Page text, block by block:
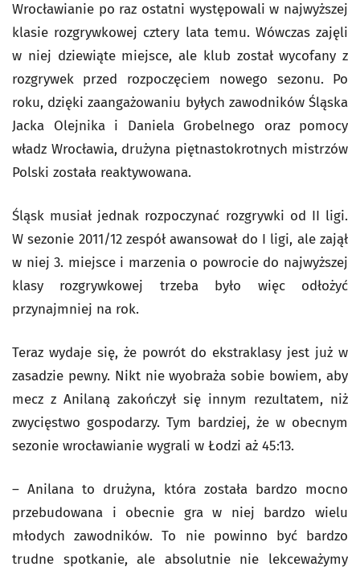
Wrocławianie po raz ostatni występowali w najwyższej
klasie rozgrywkowej cztery lata temu. Wówczas zajęli
w niej dziewiąte miejsce, ale klub został wycofany z
rozgrywek przed rozpoczęciem nowego sezonu. Po
roku, dzięki zaangażowaniu byłych zawodników Śląska
Jacka Olejnika i Daniela Grobelnego oraz pomocy
władz Wrocławia, drużyna piętnastokrotnych mistrzów
Polski została reaktywowana.
Śląsk musiał jednak rozpoczynać rozgrywki od II ligi.
W sezonie 2011/12 zespół awansował do I ligi, ale zajął
w niej 3. miejsce i marzenia o powrocie do najwyższej
klasy rozgrywkowej trzeba było więc odłożyć
przynajmniej na rok.
Teraz wydaje się, że powrót do ekstraklasy jest już w
zasadzie pewny. Nikt nie wyobraża sobie bowiem, aby
mecz z Anilaną zakończył się innym rezultatem, niż
zwycięstwo gospodarzy. Tym bardziej, że w obecnym
sezonie wrocławianie wygrali w Łodzi aż 45:13.
– Anilana to drużyna, która została bardzo mocno
przebudowana i obecnie gra w niej bardzo wielu
młodych zawodników. To nie powinno być bardzo
trudne spotkanie, ale absolutnie nie lekceważymy